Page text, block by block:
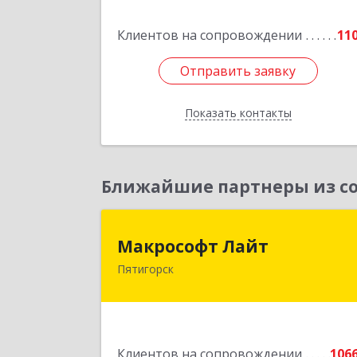
Клиентов на сопровождении
Отправить заявку
Показать контакты
Отправить заявку
Назад
Ближайшие партнеры из
Макрософт Лайт
Пятигорск
Макрософт Лайт
357501, Ставропольский край,